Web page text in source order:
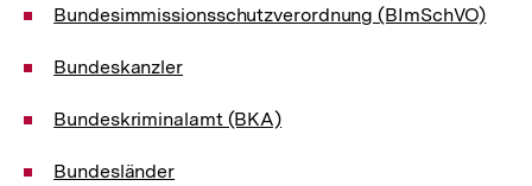
Bundesimmissionsschutzverordnung (BImSchVO)
Bundeskanzler
Bundeskriminalamt (BKA)
Bundesländer